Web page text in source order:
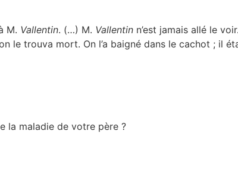
M. Vallentin. (…) M. Vallentin n’est jamais allé le
le trouva mort. On l’a baigné dans le cachot ; il
la maladie de votre père ?